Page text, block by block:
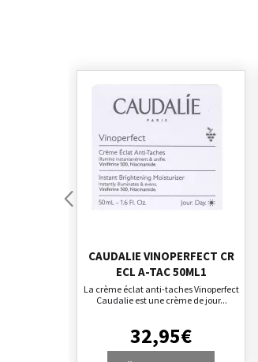
CAUDALIE VINOPERFECT CR
ECL A-TAC 50ML1
La crème éclat anti-taches Vinoperfect
Caudalie est une crème de jour...
32,95€